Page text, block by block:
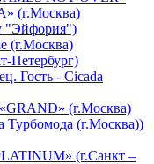
(г.Москва)
"Эйфория")
(г.Москва)
Петербург)
Гость - Cicada
(г.Москва)
Турбомода (г.Москва))
(г.Санкт –